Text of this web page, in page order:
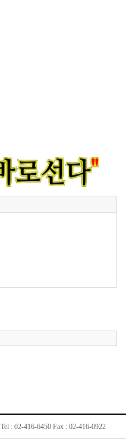
Tel : 02-416-6450 Fax : 02-416-0922